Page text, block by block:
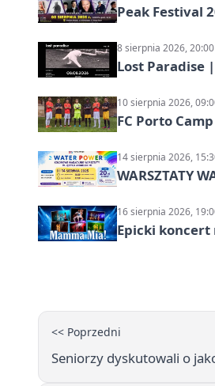
Peak Festival
8 sierpnia 2026, 20:00
Lost Paradise
10 sierpnia 2026,
FC Porto
14 sierpnia 2026,
WARSZTATY
16 sierpnia 2026,
Epicki koncert
<< Poprzedni
Seniorzy dyskutowali o